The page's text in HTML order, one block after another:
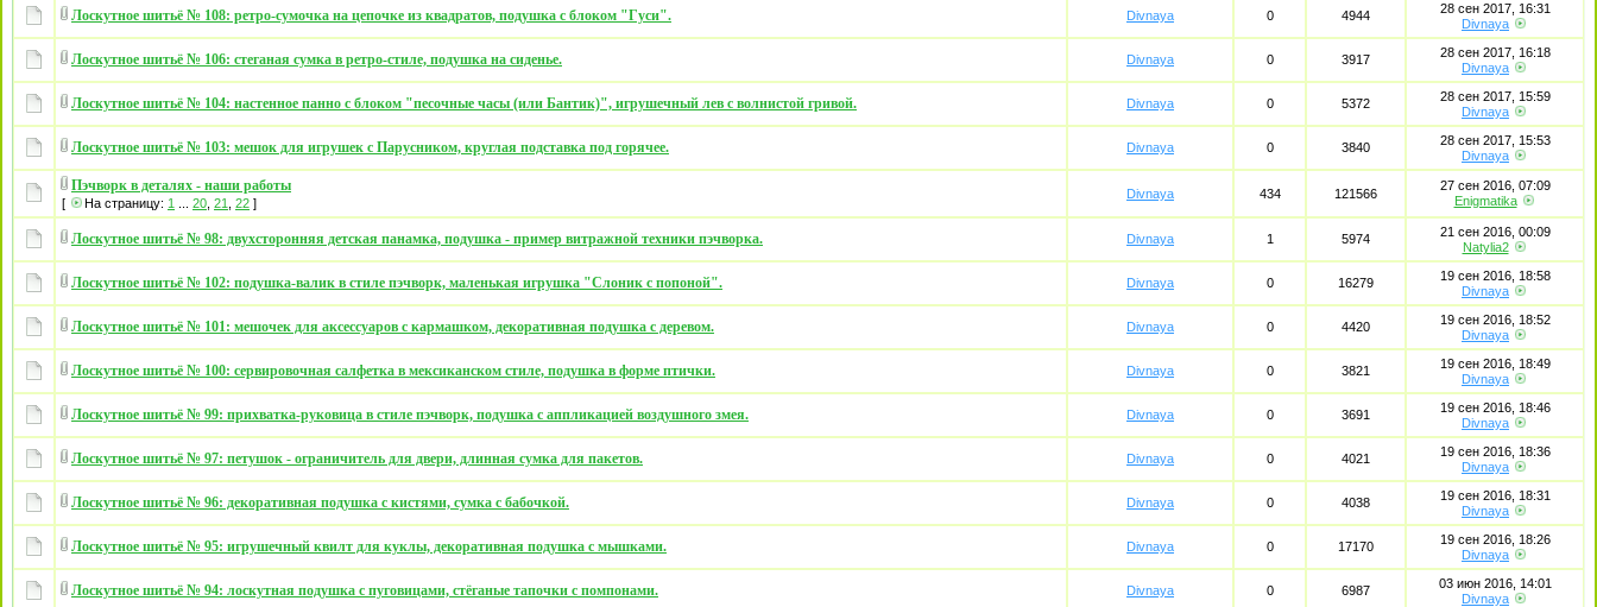
Лоскутное шитьё № 108: ретро-сумочка на цепочке из квадратов, подушка с блоком "Гуси". Divnaya 0 4944
28 сен 2017, 16:31
Divnaya
Лоскутное шитьё № 106: стеганая сумка в ретро-стиле, подушка на сиденье. Divnaya 0 3917
28 сен 2017, 16:18
Divnaya
Лоскутное шитьё № 104: настенное панно с блоком "песочные часы (или Бантик)", игрушечный лев с волнистой гривой. Divnaya 0 5372
28 сен 2017, 15:59
Divnaya
Лоскутное шитьё № 103: мешок для игрушек c Парусником, круглая подставка под горячее. Divnaya 0 3840
28 сен 2017, 15:53
Divnaya
Пэчворк в деталях - наши работы
[ На страницу: 1 20 21 22 ]
Divnaya 434 121566
27 сен 2016, 07:09
Enigmatika
Лоскутное шитьё № 98: двухсторонняя детская панамка, подушка - пример витражной техники пэчворка. Divnaya 1 5974
21 сен 2016, 00:09
Natylia2
Лоскутное шитьё № 102: подушка-валик в стиле пэчворк, маленькая игрушка "Слоник с попоной". Divnaya 0 16279
19 сен 2016, 18:58
Divnaya
Лоскутное шитьё № 101: мешочек для аксессуаров с кармашком, декоративная подушка с деревом. Divnaya 0 4420
19 сен 2016, 18:52
Divnaya
Лоскутное шитьё № 100: сервировочная салфетка в мексиканском стиле, подушка в форме птички. Divnaya 0 3821
19 сен 2016, 18:49
Divnaya
Лоскутное шитьё № 99: прихватка-руковица в стиле пэчворк, подушка с аппликацией воздушного змея. Divnaya 0 3691
19 сен 2016, 18:46
Divnaya
Лоскутное шитьё № 97: петушок - ограничитель для двери, длинная сумка для пакетов. Divnaya 0 4021
19 сен 2016, 18:36
Divnaya
Лоскутное шитьё № 96: декоративная подушка с кистями, сумка с бабочкой. Divnaya 0 4038
19 сен 2016, 18:31
Divnaya
Лоскутное шитьё № 95: игрушечный квилт для куклы, декоративная подушка с мышками. Divnaya 0 17170
19 сен 2016, 18:26
Divnaya
Лоскутное шитьё № 94: лоскутная подушка с пуговицами, стёганые тапочки с помпонами. Divnaya 0 6987
03 июн 2016, 14:01
Divnaya